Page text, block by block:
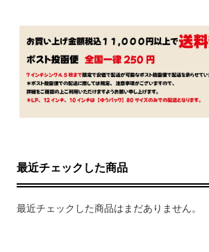
最近チェックした商品
最近チェックした商品はまだありません。